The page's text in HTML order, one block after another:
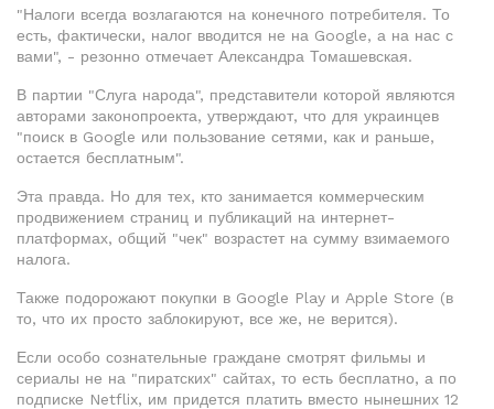
"Налоги всегда возлагаются на конечного потребителя. То
есть, фактически, налог вводится не на Google, а на нас с
вами", - резонно отмечает Александра Томашевская.
В партии "Слуга народа", представители которой являются
авторами законопроекта, утверждают, что для украинцев
"поиск в Google или пользование сетями, как и раньше,
остается бесплатным".
Эта правда. Но для тех, кто занимается коммерческим
продвижением страниц и публикаций на интернет-
платформах, общий "чек" возрастет на сумму взимаемого
налога.
Также подорожают покупки в Google Play и Apple Store (в
то, что их просто заблокируют, все же, не верится).
Если особо сознательные граждане смотрят фильмы и
сериалы не на "пиратских" сайтах, то есть бесплатно, а по
подписке Netflix, им придется платить вместо нынешних 12